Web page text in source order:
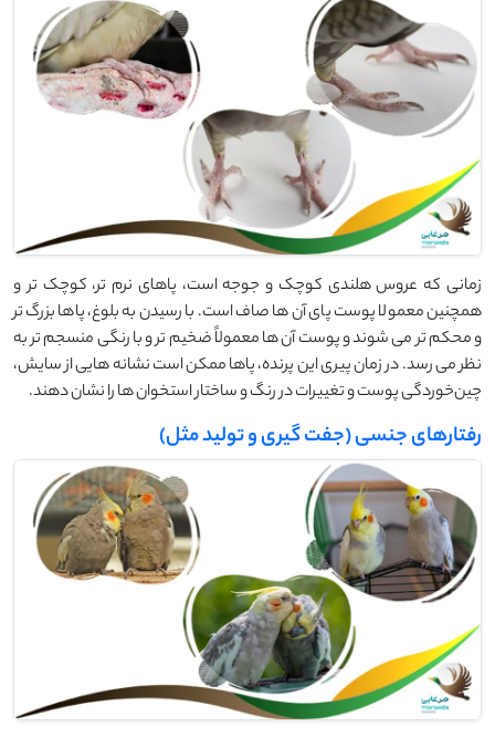
زمانی که عروس هلندی کوچک و جوجه است، پاهای نرم تر، کوچک تر و
همچنین معمولا پوست پای آن ها صاف است. با رسیدن به بلوغ، پاها بزرگ ‌تر
و محکم ‌تر می ‌شوند و پوست آن ها معمولاً ضخیم ‌تر و با رنگی منسجم‌ تر به
نظر می‌ رسد. در زمان پیری این پرنده، پاها ممکن است نشانه ‌هایی از سایش،
چین‌خوردگی پوست و تغییرات در رنگ و ساختار استخوان ‌ها را نشان دهند.
رفتارهای جنسی (جفت گیری و تولید مثل)